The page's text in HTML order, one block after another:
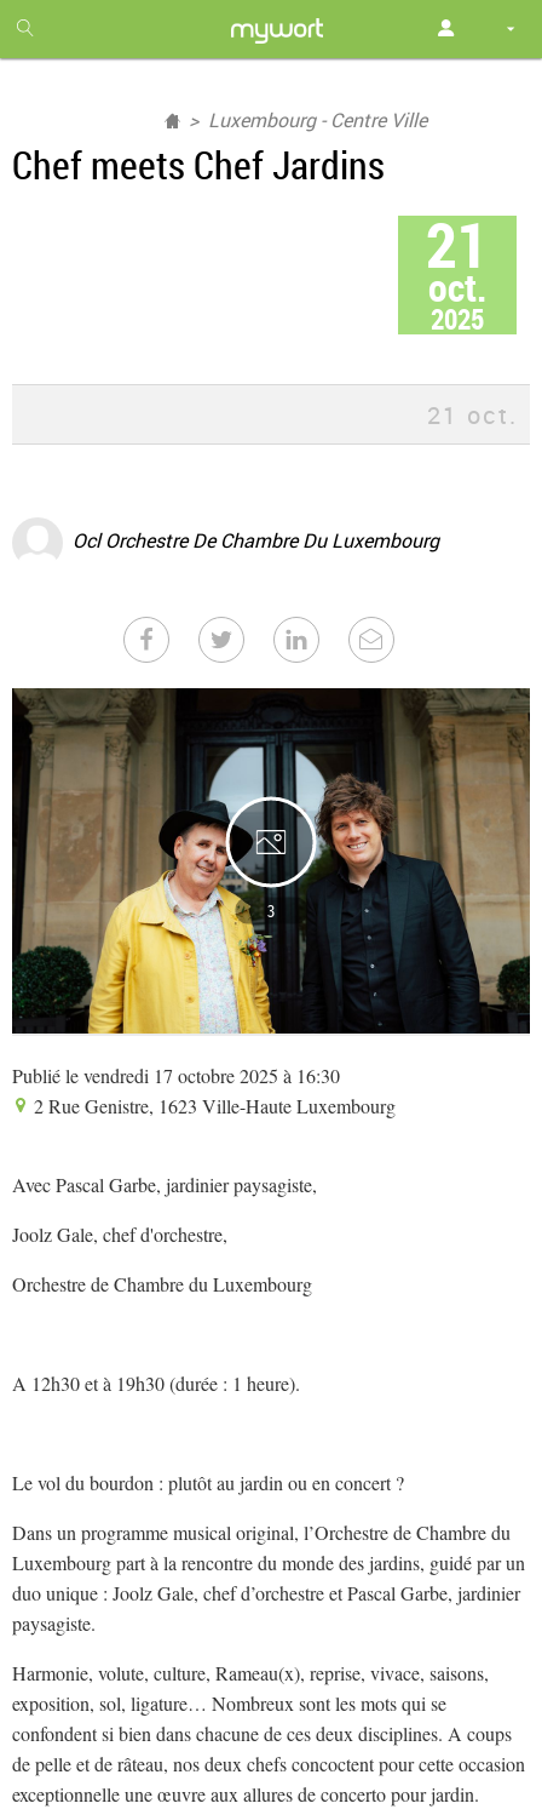
month
free
Luxembourg - Centre Ville
Chef meets Chef Jardins
21
oct.
2025
21 oct.
Ocl Orchestre De Chambre Du Luxembourg
3
Publié le vendredi 17 octobre 2025 à 16:30
2 Rue Genistre, 1623 Ville-Haute Luxembourg
Avec Pascal Garbe, jardinier paysagiste,
Joolz Gale, chef d'orchestre,
Orchestre de Chambre du Luxembourg
A 12h30 et à 19h30 (durée : 1 heure).
Le vol du bourdon : plutôt au jardin ou en concert ?
Dans un programme musical original, l’Orchestre de Chambre du
Luxembourg part à la rencontre du monde des jardins, guidé par un
duo unique : Joolz Gale, chef d’orchestre et Pascal Garbe, jardinier
paysagiste.
Harmonie, volute, culture, Rameau(x), reprise, vivace, saisons,
exposition, sol, ligature… Nombreux sont les mots qui se
confondent si bien dans chacune de ces deux disciplines. A coups
de pelle et de râteau, nos deux chefs concoctent pour cette occasion
exceptionnelle une œuvre aux allures de concerto pour jardin.